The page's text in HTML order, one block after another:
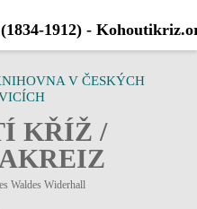
V ČESKÝCH
KŘÍŽ /
Waldes Widerhall
1912) -